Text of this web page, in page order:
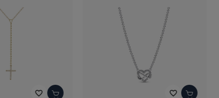
favorite_border favorite_border